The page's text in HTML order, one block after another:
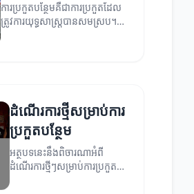
ការប្រកួតបន្ថែមគឺជាការប្រកួតដែល
ត្រូវការយុទ្ធសាស្ត្របានសមស្រប។
ដំណើរការថ្មីសម្រាប់ការ
ប្រកួតបន្ថែម
អត្ថបទនេះនឹងពិចារណាអំពី
ដំណើរការថ្មីៗសម្រាប់ការប្រកួត